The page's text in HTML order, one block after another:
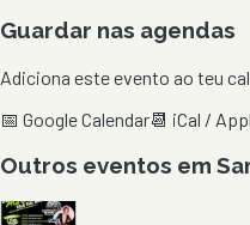
Guardar nas agendas
Adiciona este evento ao teu
📅 Google Calendar📆 iCal /
Outros eventos em